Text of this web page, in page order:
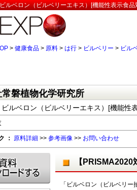
ルベロン（ビルベリーエキス）[機能性表示食
> 健康食品 > 原料 > は行 > ビルベリー > ビル
磐植物化学研究所
ビルベロン（ビルベリーエキス）[機能性
： 原料詳細 >> 参考画像 >> お問い合わせ
【
「ビルベロン（ビルベリ